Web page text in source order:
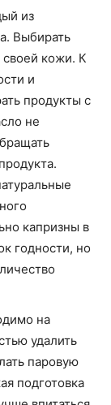
из
Выбирать
кожи. К
и
продукты с
не
капризны в
годности, но
на
удалить
паровую
подготовка